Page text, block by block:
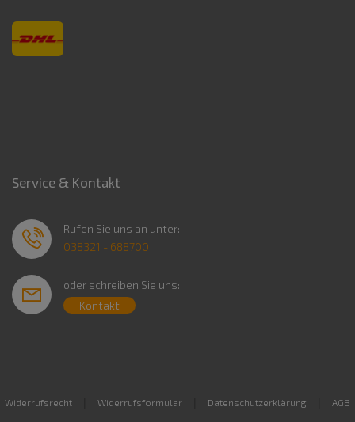
Service & Kontakt
Rufen Sie uns an unter:
038321 - 688700
oder schreiben Sie uns:
Kontakt
Widerrufsrecht Widerrufsformular Datenschutzerklärung AGB